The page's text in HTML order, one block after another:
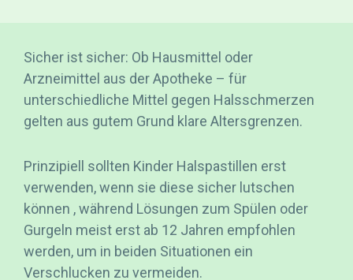
Sicher ist sicher: Ob Hausmittel oder
Arzneimittel aus der Apotheke – für
unterschiedliche Mittel gegen Halsschmerzen
gelten aus gutem Grund klare Altersgrenzen.
Prinzipiell sollten Kinder Halspastillen erst
verwenden, wenn sie diese sicher lutschen
können , während Lösungen zum Spülen oder
Gurgeln meist erst ab 12 Jahren empfohlen
werden, um in beiden Situationen ein
Verschlucken zu vermeiden.